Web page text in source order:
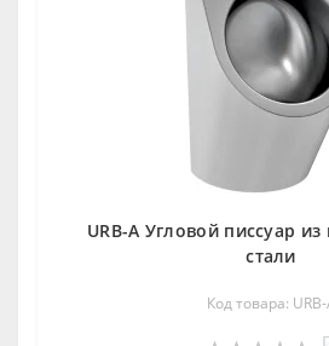
URB-A Угловой писсуар
стали
Код товара: